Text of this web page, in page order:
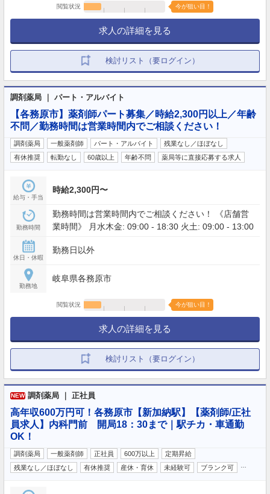
閲覧状況 今が狙い目！
求人の詳細を見る
検討リスト（要ログイン）
調剤薬局 ｜ パート・アルバイト
【各務原市】薬剤師パート募集／時給2,300円以上／年齢
不問／勤務時間は営業時間内でご相談ください！
調剤薬局 一般薬剤師 パート・アルバイト
残業なし／ほぼなし
有休推奨
転勤なし 60歳以上 年齢不問 薬局等に直接応募する求人
給与・手当
時給2,300円〜
勤務時間
勤務時間は営業時間内でご相談ください！ 《店舗営
業時間》 月水木金: 09:00 - 18:30 火土: 09:00 - 13:00
休日・休暇
勤務日以外
勤務地
岐阜県各務原市
閲覧状況 今が狙い目！
求人の詳細を見る
検討リスト（要ログイン）
NEW 調剤薬局 ｜ 正社員
高年収600万円可！各務原市【新加納駅】【薬剤師/正社
員求人】内科門前 開局18：30まで｜駅チカ・車通勤
OK！
調剤薬局 一般薬剤師 正社員 600万以上
定期昇給
残業なし／ほぼなし
有休推奨 産休・育休 未経験可 ブランク可